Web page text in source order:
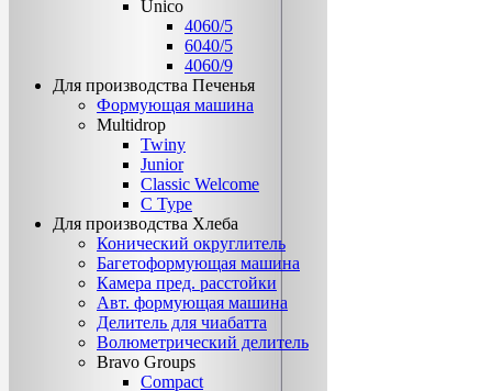
Unico
4060/5
6040/5
4060/9
Для производства Печенья
Формующая машина
Multidrop
Twiny
Junior
Classic Welcome
C Type
Для производства Хлеба
Конический округлитель
Багетоформующая машина
Камера пред. расстойки
Авт. формующая машина
Делитель для чиабатта
Волюметрический делитель
Bravo Groups
Compact